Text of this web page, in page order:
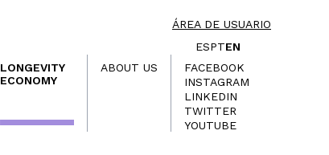
ÁREA DE USUARIO
ESPTEN
LONGEVITY
ECONOMY
ABOUT US
FACEBOOK
INSTAGRAM
LINKEDIN
TWITTER
YOUTUBE